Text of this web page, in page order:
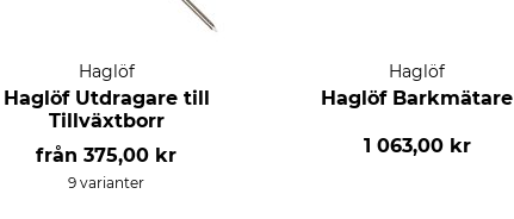
Haglöf
Haglöf Utdragare till
Tillväxtborr
från375,00 kr
9 varianter
Haglöf
Haglöf Barkmätare
1 063,00 kr